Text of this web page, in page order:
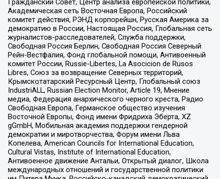
Гражданский Совет, Центр анализа европейской политики,
Академическая сеть Восточная Европа, Российский
комитет действия, РЭНД корпорейшн, Русская Америка за
демократию в России, Настоящая Россия, Глобальная сеть
журналистов-расследователей, Служба поддержки,
Свободная Россия Берлин, Свободная Россия Северный
Рейн-Вестфалия, Фонд глобальной помощи, Антивоенный
комитет России, Russie-Libertes, La Asocicion de Rusos
Libres, Союз за возвращение Северных территорий,
Крымскотатарский Ресурсный Центр, Глобальный союз
IndustriALL, Russian Election Monitor, Article 19, Мнение
медиа, Федерация анархического черного креста, Радио
Свободная Европа, Германское общество изучения
Восточной Европы, Фонд имени Фридриха Эберта, XZ
gGmbH, Мобильная академия поддержки гендерной
демократии и миротворчества, Форум имени Льва
Копелева, American Councils for International Education,
Cultural Vistas, Institute of International Education,
Антивоенное движение Антальи, Открытый диалог, Школа
международных отношений и государственной политики